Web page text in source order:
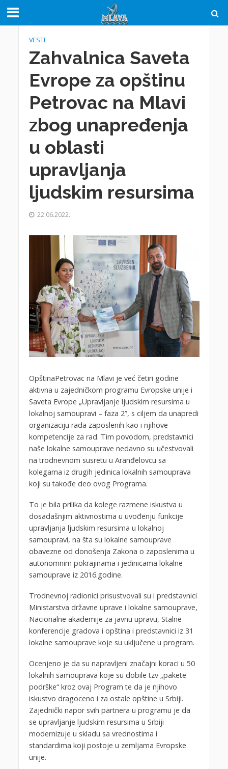
VESTI
Zahvalnica Saveta
Evrope za opštinu
Petrovac na Mlavi
zbog unapređenja
u oblasti
upravljanja
ljudskim resursima
22.06.2022.
OpštinaPetrovac na Mlavi je već četiri godine
aktivna u zajedničkom programu Evropske unije i
Saveta Evrope „Upravljanje ljudskim resursima u
lokalnoj samoupravi – faza 2”, s ciljem da unapredi
organizaciju rada zaposlenih kao i njihove
kompetencije za rad. Tim povodom, predstavnici
naše lokalne samouprave nedavno su učestvovali
na trodnevnom susretu u Aranđelovcu sa
kolegama iz drugih jedinica lokalnih samouprava
koji su takođe deo ovog Programa.
To je bila prilika da kolege razmene iskustva u
dosadašnjim aktivnostima u uvođenju funkcije
upravljanja ljudskim resursima u lokalnoj
samoupravi, na šta su lokalne samouprave
obavezne od donošenja Zakona o zaposlenima u
autonomnim pokrajinama i jedinicama lokalne
samouprave iz 2016.godine.
Trodnevnoj radionici prisustvovali su i predstavnici
Ministarstva državne uprave i lokalne samouprave,
Nacionalne akademije za javnu upravu, Stalne
konferencije gradova i opština i predstavnici iz 31
lokalne samouprave koje su uključene u program.
Ocenjeno je da su napravljeni značajni koraci u 50
lokalnih samouprava koje su dobile tzv „pakete
podrške“ kroz ovaj Program te da je njihovo
iskustvo dragoceno i za ostale opštine u Srbiji.
Zajednički napor svih partnera u programu je da
se upravljanje ljudskim resursima u Srbiji
modernizuje u skladu sa vrednostima i
standardima koji postoje u zemljama Evropske
unije.